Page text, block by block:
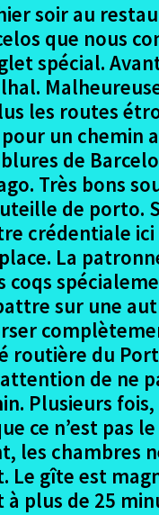
soir au
que nous
spécial.
les routes
un chemin
de
Très bons
de porto.
crédentiale ici
La
coqs
sur une
routière du
de ne
Plusieurs fois,
ce n’est pas
les chambres
Le gîte est
plus de 25